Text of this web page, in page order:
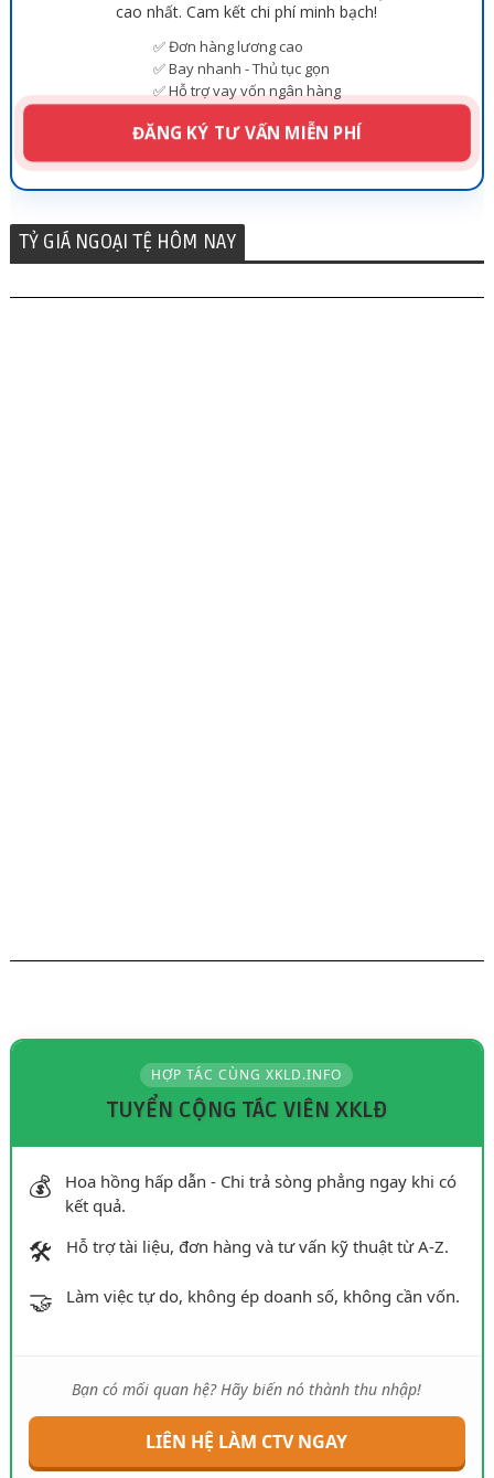
cao nhất. Cam kết chi phí minh bạch!
✅ Đơn hàng lương cao
✅ Bay nhanh - Thủ tục gọn
✅ Hỗ trợ vay vốn ngân hàng
ĐĂNG KÝ TƯ VẤN MIỄN PHÍ
TỶ GIÁ NGOẠI TỆ HÔM NAY
HỢP TÁC CÙNG XKLD.INFO
TUYỂN CỘNG TÁC VIÊN XKLĐ
💰
Hoa hồng hấp dẫn - Chi trả sòng phẳng ngay khi có
kết quả.
🛠️ Hỗ trợ tài liệu, đơn hàng và tư vấn kỹ thuật từ A-Z.
🤝 Làm việc tự do, không ép doanh số, không cần vốn.
Bạn có mối quan hệ? Hãy biến nó thành thu nhập!
LIÊN HỆ LÀM CTV NGAY